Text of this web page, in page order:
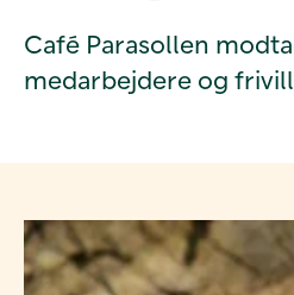
Foreningen
Kontakt
os
Café Parasollen
medarbejdere og